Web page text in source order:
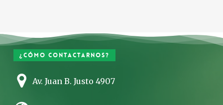
¿Cómo contactarnos?
Av. Juan B. Justo 4907